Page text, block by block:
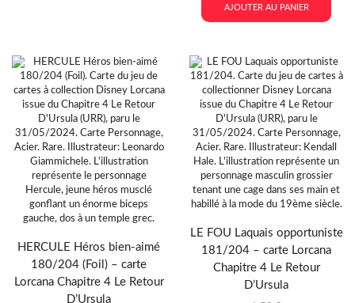
AJOUTER AU PANIER
HERCULE Héros bien-aimé
180/204 (Foil) – carte
Lorcana Chapitre 4 Le Retour
D’Ursula
LE FOU Laquais opportuniste
181/204 – carte Lorcana
Chapitre 4 Le Retour
D’Ursula